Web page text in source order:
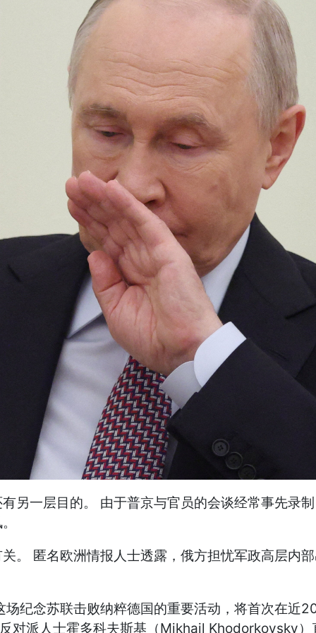
另一层目的。 由于普京与官员的会谈经常事先录
。 匿名欧洲情报人士透露，俄方担忧军政高层内
纪念苏联击败纳粹德国的重要活动，将首次在近
对派人士霍多科夫斯基（Mikhail Khodorkovsky